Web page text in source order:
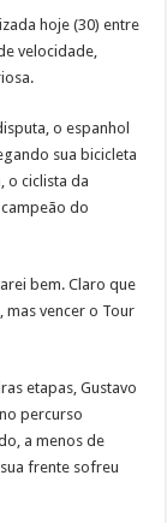
hoje (30) entre
velocidade,
o espanhol
sua bicicleta
o ciclista da
do
bem. Claro que
mas vencer o Tour
etapas, Gustavo
percurso
a menos de
frente sofreu